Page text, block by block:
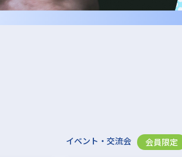
イベント・交流会 会員限定